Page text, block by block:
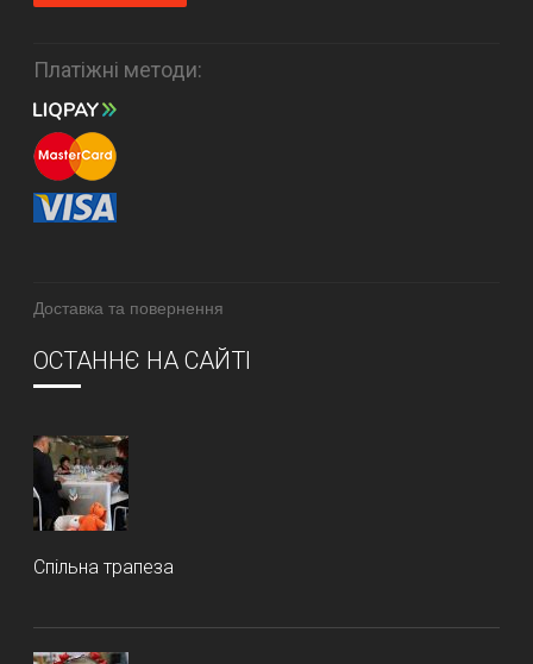
Платіжні методи:
Доставка та повернення
ОСТАННЄ НА САЙТІ
Спільна трапеза